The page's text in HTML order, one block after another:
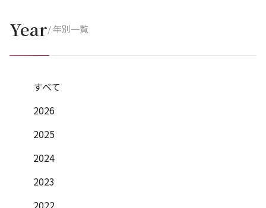
Year/ 年別一覧
すべて
2026
2025
2024
2023
2022